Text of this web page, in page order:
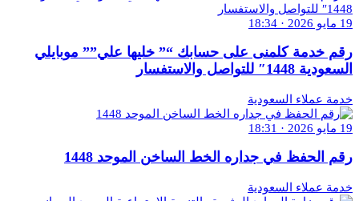
19 مايو 2026 · 18:34
رقم خدمة كلمنى على حسابك “” خليها علي”” موبايلي
السعودية 1448″ للتواصل والاستفسار
خدمة عملاء السعودية
19 مايو 2026 · 18:31
رقم الحفظ في جداره الخط الساخن الموحد 1448
خدمة عملاء السعودية